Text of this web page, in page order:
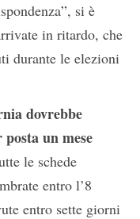
si è
in ritardo, che
durante le elezioni
dovrebbe
un mese
le schede
entro l’8
entro sette giorni